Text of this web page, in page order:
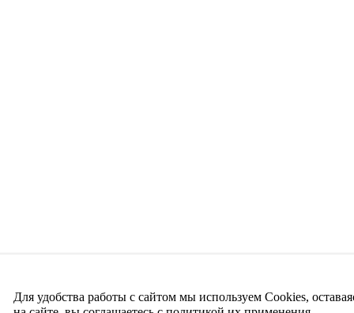
Для удобства работы с сайтом мы используем Cookies,